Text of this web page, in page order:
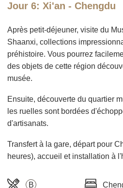
Jour 6: Xi'an - Chengdu
Après petit-déjeuner, visite du
Shaanxi, collections
préhistoire. Vous pourrez
des objets de cette région
musée.
Ensuite, découverte du quartier
les ruelles sont bordées
d'artisanats.
Transfert à la gare, départ pour
heures), accueil et installation à
B